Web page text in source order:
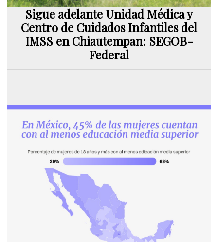
Sigue adelante Unidad Médica y
Centro de Cuidados Infantiles del
IMSS en Chiautempan: SEGOB-
Federal